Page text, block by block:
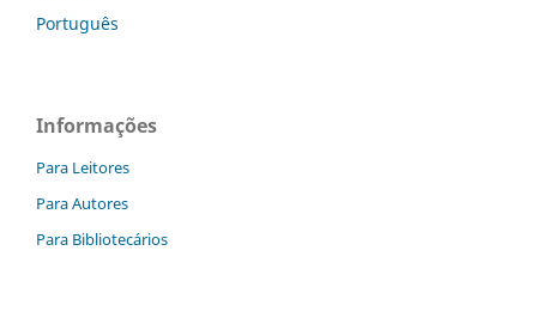
Português
Informações
Para Leitores
Para Autores
Para Bibliotecários